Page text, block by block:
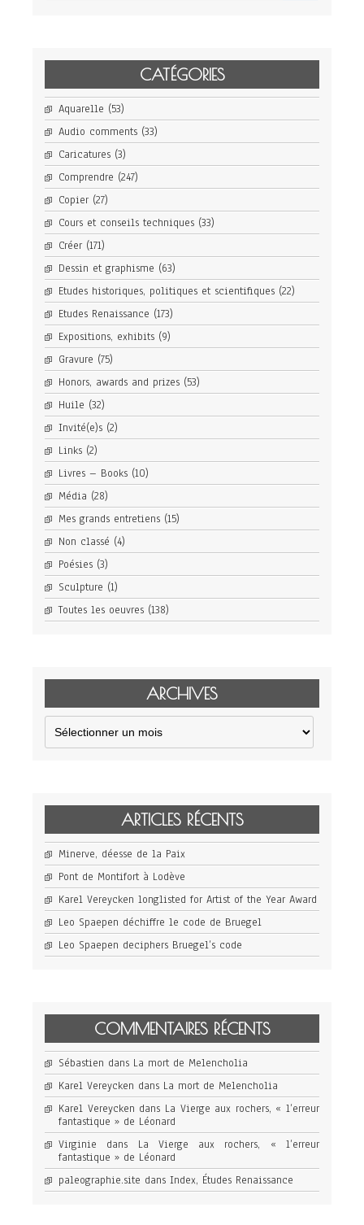
CATÉGORIES
Aquarelle (53)
Audio comments (33)
Caricatures (3)
Comprendre (247)
Copier (27)
Cours et conseils techniques (33)
Créer (171)
Dessin et graphisme (63)
Etudes historiques, politiques et scientifiques (22)
Etudes Renaissance (173)
Expositions, exhibits (9)
Gravure (75)
Honors, awards and prizes (53)
Huile (32)
Invité(e)s (2)
Links (2)
Livres – Books (10)
Média (28)
Mes grands entretiens (15)
Non classé (4)
Poésies (3)
Sculpture (1)
Toutes les oeuvres (138)
ARCHIVES
Archives
ARTICLES RÉCENTS
Minerve, déesse de la Paix
Pont de Montifort à Lodève
Karel Vereycken longlisted for Artist of the Year Award
Leo Spaepen déchiffre le code de Bruegel
Leo Spaepen deciphers Bruegel’s code
COMMENTAIRES RÉCENTS
Sébastien dans La mort de Melencholia
Karel Vereycken dans La mort de Melencholia
Karel Vereycken dans La Vierge aux rochers, « l’erreur
fantastique » de Léonard
Virginie dans La Vierge aux rochers, « l’erreur
fantastique » de Léonard
paleographie.site dans Index, Études Renaissance